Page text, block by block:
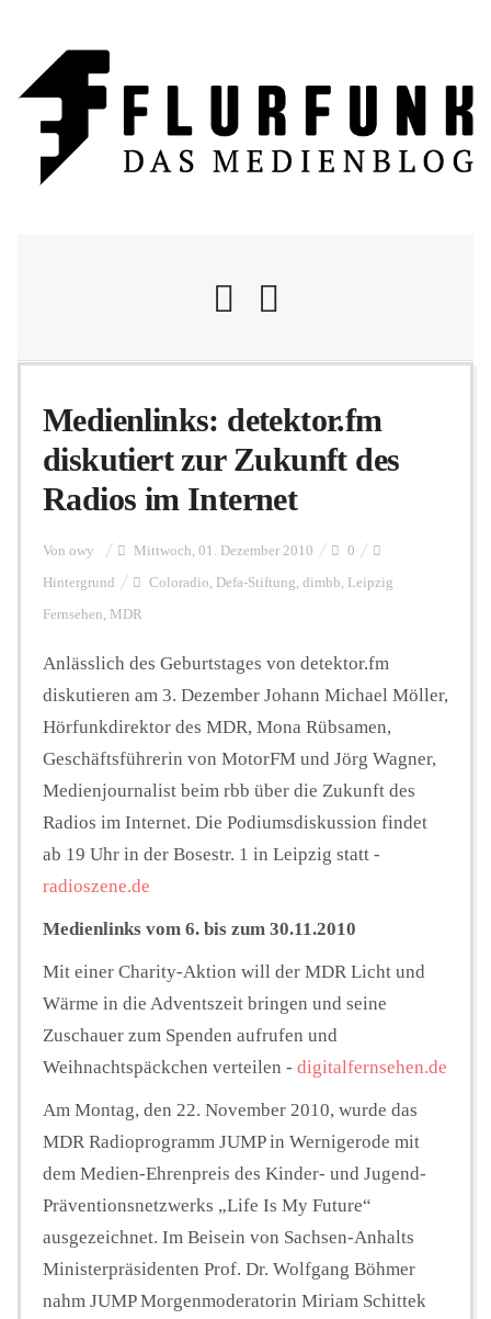
Nachrichten
Flurschelte
Personalien
FUNKTURM-Beiträge
Podcast
Unterstützen
Medienlinks: detektor.fm
diskutiert zur Zukunft des
Radios im Internet
Von owy Mittwoch, 01. Dezember 2010 0
Hintergrund Coloradio, Defa-Stiftung, dimbb, Leipzig
Fernsehen, MDR
Anlässlich des Geburtstages von detektor.fm
diskutieren am 3. Dezember Johann Michael Möller,
Hörfunkdirektor des MDR, Mona Rübsamen,
Geschäftsführerin von MotorFM und Jörg Wagner,
Medienjournalist beim rbb über die Zukunft des
Radios im Internet. Die Podiumsdiskussion findet
ab 19 Uhr in der Bosestr. 1 in Leipzig statt -
radioszene.de
Medienlinks vom 6. bis zum 30.11.2010
Mit einer Charity-Aktion will der MDR Licht und
Wärme in die Adventszeit bringen und seine
Zuschauer zum Spenden aufrufen und
Weihnachtspäckchen verteilen - digitalfernsehen.de
Am Montag, den 22. November 2010, wurde das
MDR Radioprogramm JUMP in Wernigerode mit
dem Medien-Ehrenpreis des Kinder- und Jugend-
Präventionsnetzwerks „Life Is My Future“
ausgezeichnet. Im Beisein von Sachsen-Anhalts
Ministerpräsidenten Prof. Dr. Wolfgang Böhmer
nahm JUMP Morgenmoderatorin Miriam Schittek